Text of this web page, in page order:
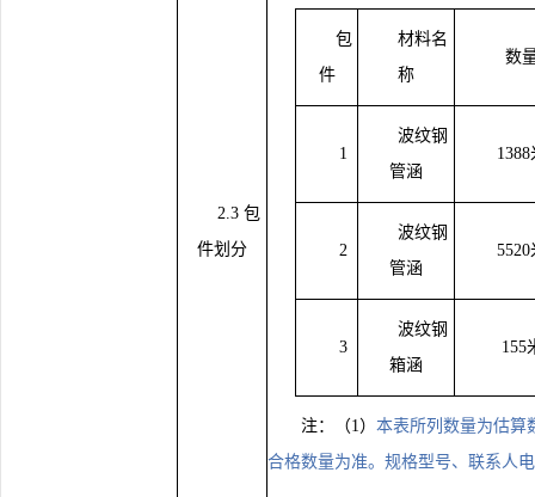
2.3 包
件划分
包
件
材料名
称
数
1
波纹钢
管涵
1388
2
波纹钢
管涵
5520
3
波纹钢
箱涵
155
注：（1） 本表所列数量为估算
合格数量为准。规格型号、联系人